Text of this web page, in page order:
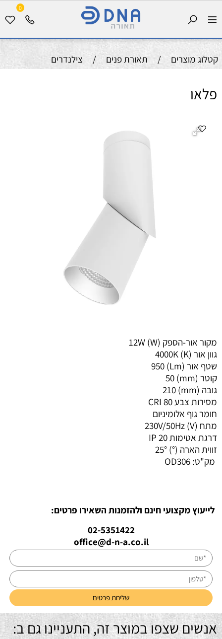
0
קטלוג מוצרים / תאורת פנים / צילנדרים
פלאו
מקור אור-הספק (W)
12W
גוון אור (K)
4000K
שטף אור (Lm)
950
קוטר (mm)
50
גובה (mm)
210
מסירות צבע CRI80
חומר גוף אלומיניום
מתח (V)
230V/50Hz
דרגת אטימות IP20
זווית הארה (°) 25°
מק"ט: OD306
לייעוץ מקצועי חינם ולהזמנות השאירו פרטים:
02-5351422
office@d-n-a.co.il
אנשים שצפו במוצר זה, התעניינו גם ב: